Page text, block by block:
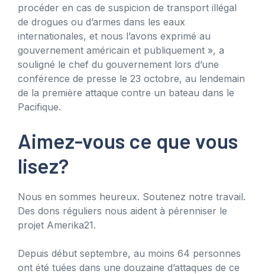
procéder en cas de suspicion de transport illégal
de drogues ou d’armes dans les eaux
internationales, et nous l’avons exprimé au
gouvernement américain et publiquement », a
souligné le chef du gouvernement lors d’une
conférence de presse le 23 octobre, au lendemain
de la première attaque contre un bateau dans le
Pacifique.
Aimez-vous ce que vous
lisez?
Nous en sommes heureux. Soutenez notre travail.
Des dons réguliers nous aident à pérenniser le
projet Amerika21.
Depuis début septembre, au moins 64 personnes
ont été tuées dans une douzaine d’attaques de ce